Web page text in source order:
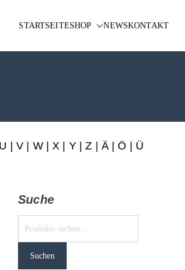
STARTSEITESHOP NEWSKONTAKT
U V W|X Y|Z Ä| Ö | Ü
Suche
Suchen